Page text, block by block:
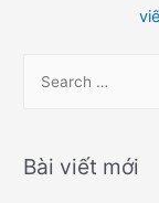
rBài viết mới